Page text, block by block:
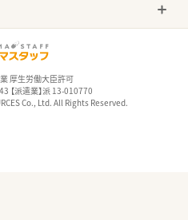
厚生労働大臣許可
【派遣業】派 13-010770
Co., Ltd. All Rights Reserved.